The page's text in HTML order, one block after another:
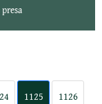
1125 1126